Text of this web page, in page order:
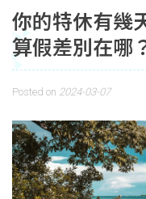
你的特休有幾
算假差別在哪
Posted on 2024-03-07